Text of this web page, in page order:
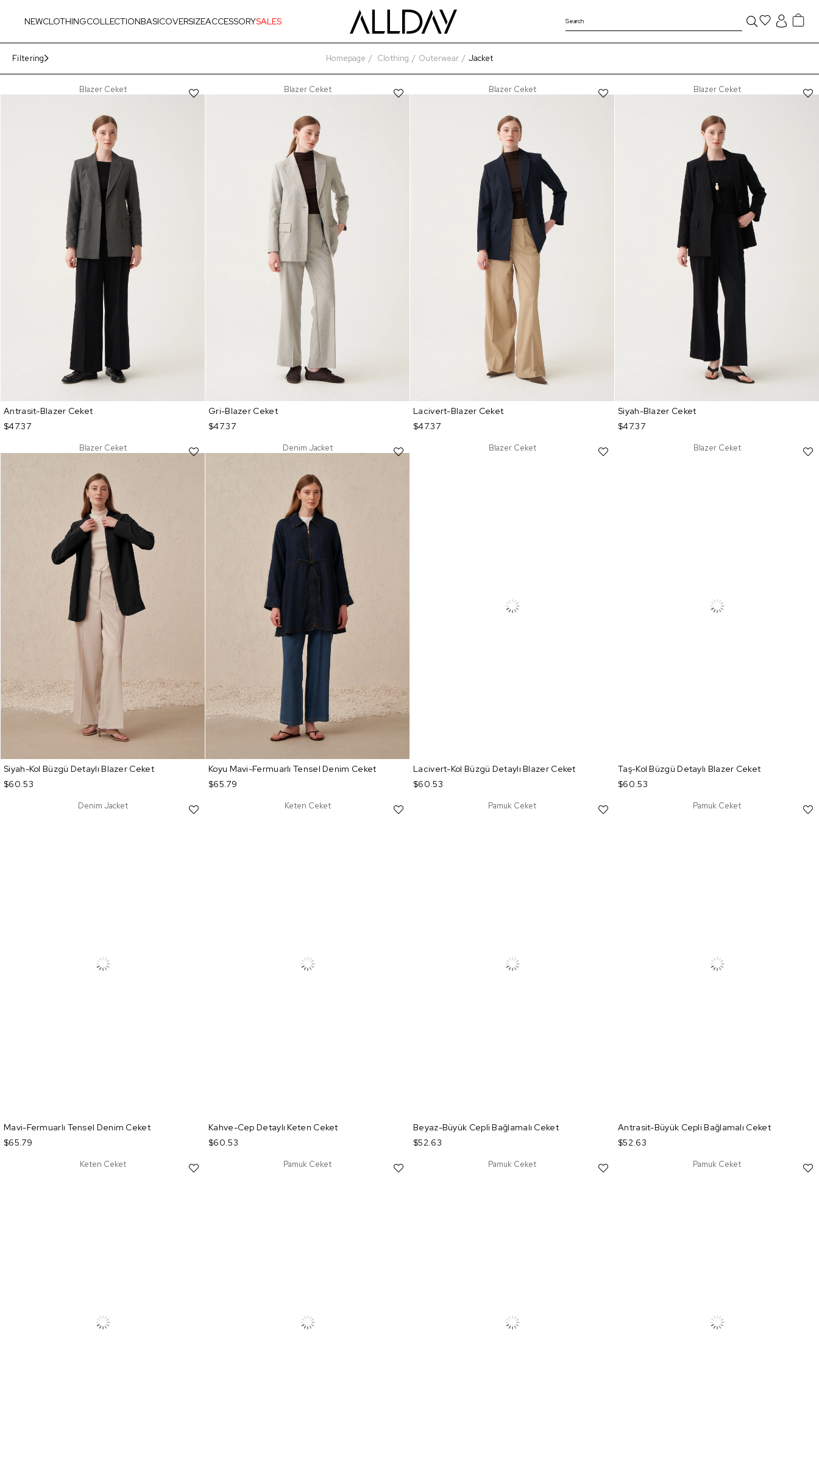
NEWCLOTHINGCOLLECTIONBASICOVERSIZEACCESSORYSALES
Homepage Clothing Outerwear Jacket
Filtering
Blazer Ceket
Antrasit-Blazer Ceket
$47.37
Blazer Ceket
Gri-Blazer Ceket
$47.37
Blazer Ceket
Lacivert-Blazer Ceket
$47.37
Blazer Ceket
Siyah-Blazer Ceket
$47.37
Blazer Ceket
Siyah-Kol Büzgü Detaylı Blazer Ceket
$60.53
Denim Jacket
Koyu Mavi-Fermuarlı Tensel Denim Ceket
$65.79
Blazer Ceket
Lacivert-Kol Büzgü Detaylı Blazer Ceket
$60.53
Blazer Ceket
Taş-Kol Büzgü Detaylı Blazer Ceket
$60.53
Denim Jacket
Mavi-Fermuarlı Tensel Denim Ceket
$65.79
Keten Ceket
Kahve-Cep Detaylı Keten Ceket
$60.53
Pamuk Ceket
Beyaz-Büyük Cepli Bağlamalı Ceket
$52.63
Pamuk Ceket
Antrasit-Büyük Cepli Bağlamalı Ceket
$52.63
Keten Ceket Pamuk Ceket Pamuk Ceket Pamuk Ceket